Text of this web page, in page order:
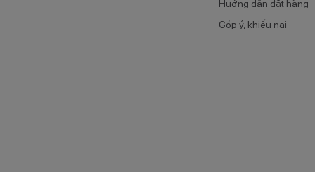
Hướng dẫn đặt hàng
Góp ý, khiếu nại